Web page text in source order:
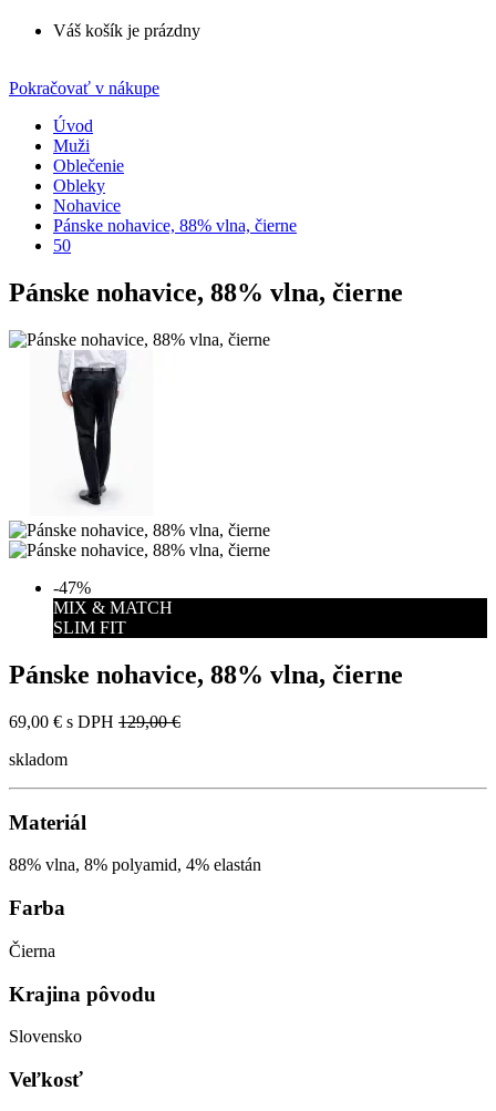
Váš košík je prázdny
Pokračovať v nákupe
Úvod
Muži
Oblečenie
Obleky
Nohavice
Pánske nohavice, 88% vlna, čierne
50
Pánske nohavice, 88% vlna, čierne
-47%
MIX & MATCH
SLIM FIT
Pánske nohavice, 88% vlna, čierne
69,00 € s DPH 129,00 €
skladom
Materiál
88% vlna, 8% polyamid, 4% elastán
Farba
Čierna
Krajina pôvodu
Slovensko
Veľkosť